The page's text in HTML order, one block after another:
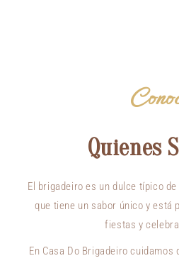
Quienes
El brigadeiro es un dulce típico
que tiene un sabor único y está
fiestas y
En Casa Do Brigadeiro